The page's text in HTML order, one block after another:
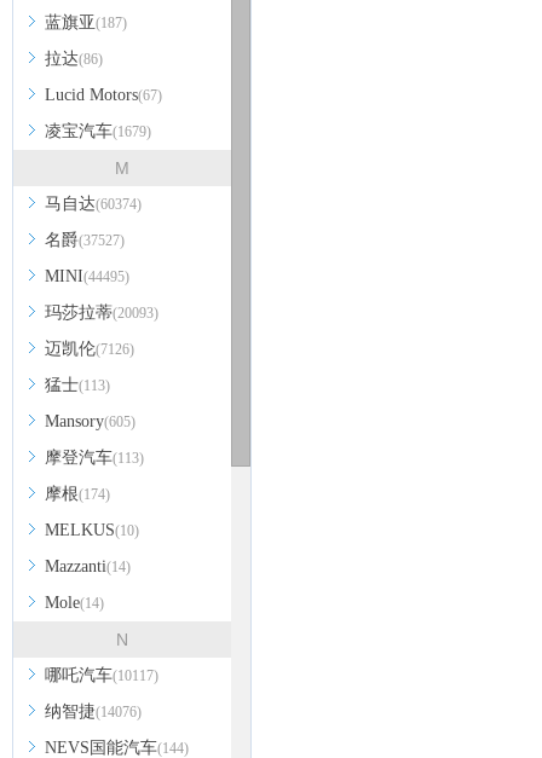
蓝旗亚(187)
拉达(86)
Lucid Motors(67)
凌宝汽车(1679)
M
马自达(60374)
名爵(37527)
MINI(44495)
玛莎拉蒂(20093)
迈凯伦(7126)
猛士(113)
Mansory(605)
摩登汽车(113)
摩根(174)
MELKUS(10)
Mazzanti(14)
Mole(14)
N
哪吒汽车(10117)
纳智捷(14076)
NEVS国能汽车(144)